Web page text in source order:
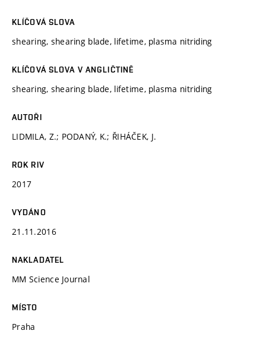
KLÍČOVÁ SLOVA
shearing, shearing blade, lifetime, plasma nitriding
KLÍČOVÁ SLOVA V ANGLIČTINĚ
shearing, shearing blade, lifetime, plasma nitriding
AUTOŘI
LIDMILA, Z.; PODANÝ, K.; ŘIHÁČEK, J.
ROK RIV
2017
VYDÁNO
21.11.2016
NAKLADATEL
MM Science Journal
MÍSTO
Praha